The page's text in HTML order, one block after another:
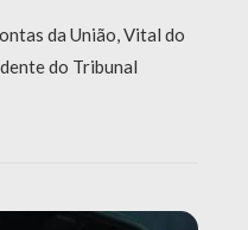
da União, Vital do
do Tribunal